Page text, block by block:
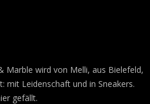
Marble wird von Melli, aus Bielefeld,
mit Leidenschaft und in Sneakers.
gefällt.